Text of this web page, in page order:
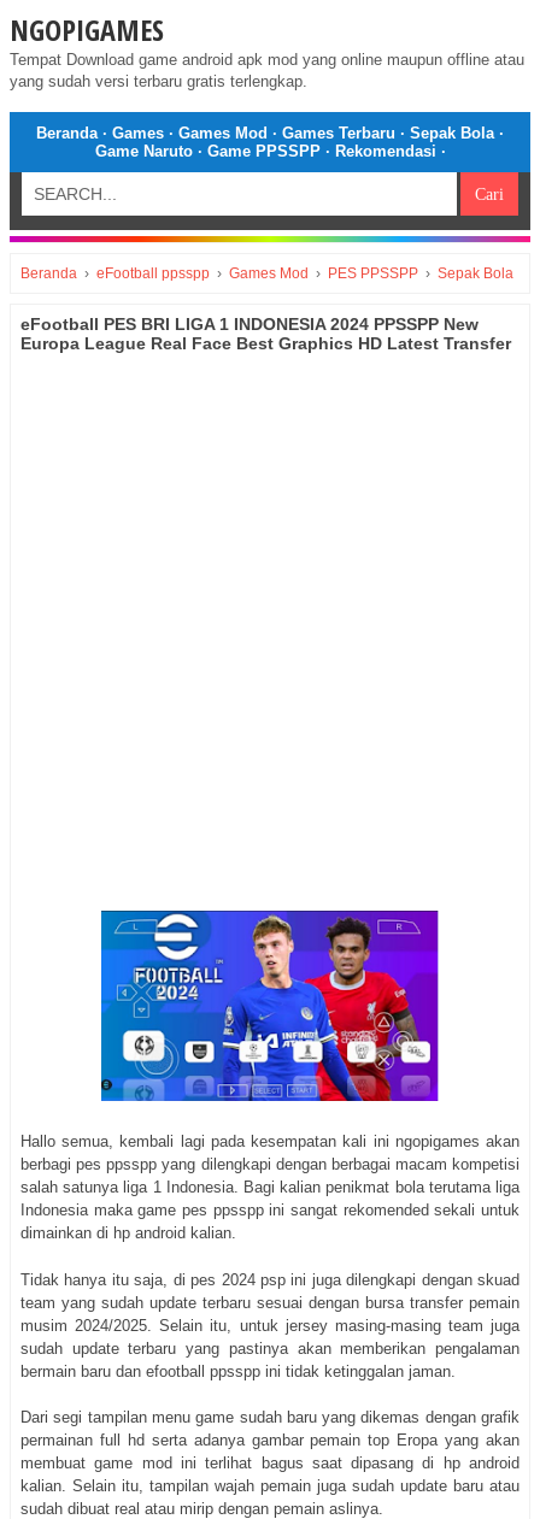
NGOPIGAMES
Tempat Download game android apk mod yang online maupun offline atau
yang sudah versi terbaru gratis terlengkap.
Beranda· Games · Games Mod · Games Terbaru · Sepak Bola·
Game Naruto· Game PPSSPP· Rekomendasi ·
Beranda › eFootball ppsspp › Games Mod › PES PPSSPP › Sepak Bola
eFootball PES BRI LIGA 1 INDONESIA 2024 PPSSPP New
Europa League Real Face Best Graphics HD Latest Transfer
Hallo semua, kembali lagi pada kesempatan kali ini ngopigames akan
berbagi pes ppsspp yang dilengkapi dengan berbagai macam kompetisi
salah satunya liga 1 Indonesia. Bagi kalian penikmat bola terutama liga
Indonesia maka game pes ppsspp ini sangat rekomended sekali untuk
dimainkan di hp android kalian.
Tidak hanya itu saja, di pes 2024 psp ini juga dilengkapi dengan skuad
team yang sudah update terbaru sesuai dengan bursa transfer pemain
musim 2024/2025. Selain itu, untuk jersey masing-masing team juga
sudah update terbaru yang pastinya akan memberikan pengalaman
bermain baru dan efootball ppsspp ini tidak ketinggalan jaman.
Dari segi tampilan menu game sudah baru yang dikemas dengan grafik
permainan full hd serta adanya gambar pemain top Eropa yang akan
membuat game mod ini terlihat bagus saat dipasang di hp android
kalian. Selain itu, tampilan wajah pemain juga sudah update baru atau
sudah dibuat real atau mirip dengan pemain aslinya.